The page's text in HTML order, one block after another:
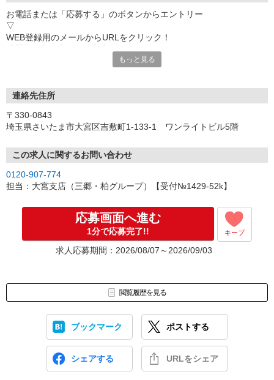
お電話または「応募する」のボタンからエントリー
▽
WEB登録用のメールからURLをクリック！
ご連絡の希望日時がございましたら、同メールよりご返信下さい。
※尚、土日祝日は当社お休みとなります。
休日中のお問い合わせは休み明けのご連絡となりますので、あら
もっと見る
連絡先住所
〒330-0843
埼玉県さいたま市大宮区吉敷町1-133-1 ワンライトビル5階
この求人に関するお問い合わせ
0120-907-774
担当：大宮支店（三郷・柏グループ）【受付№1429-52k】
応募画面へ進む
1分で応募完了!! キープ
求人応募期間：2026/08/07～2026/09/03
閲覧履歴を見る
ブックマーク ポストする
シェアする URLをシェア